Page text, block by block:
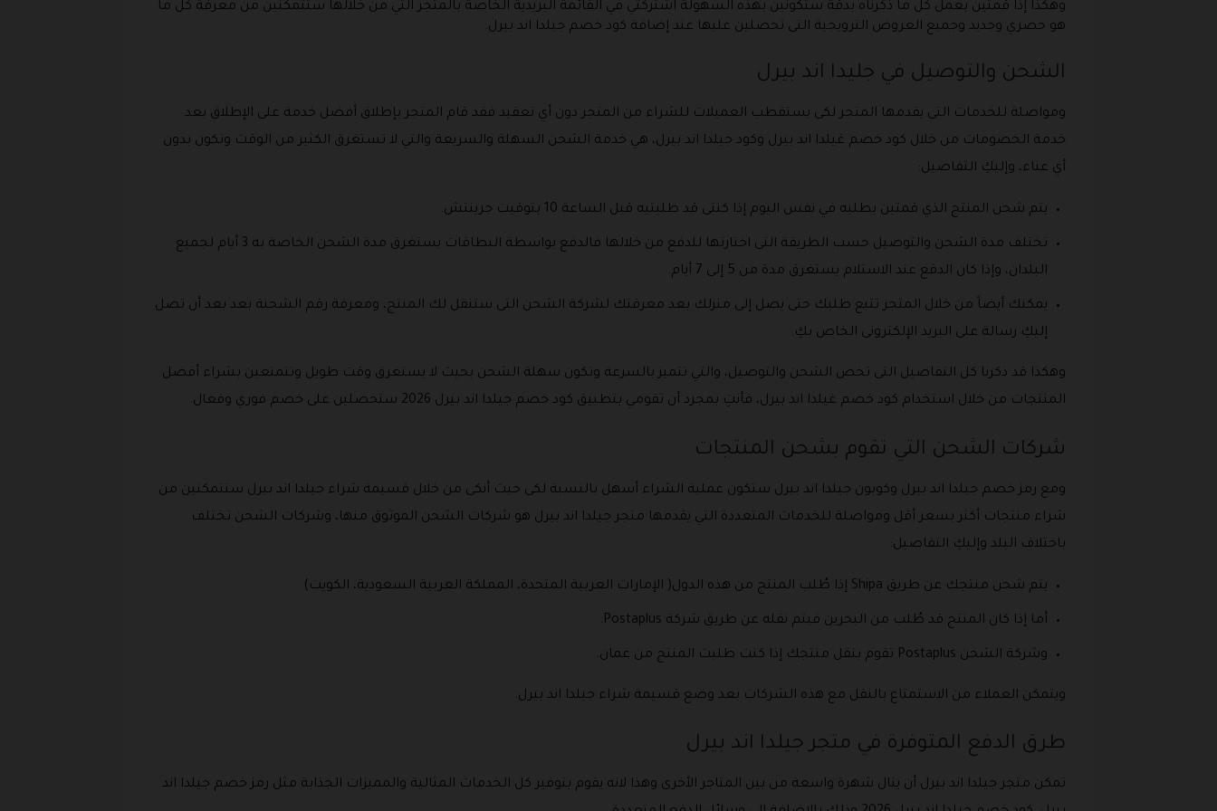
وهكذا إذا قمتين بعمل كل ما ذكرناه بدقة ستكونين بهذه السهولة اشتركتي في القائمة البريدية الخاصة بالمتجر التي من خلالها ستتمكنين من معرفة كل ما
هو حصري وجديد وجميع العروض الترويجية التى تحصلين عليها عند إضافة كود خصم جيلدا اند بيرل.
الشحن والتوصيل في جليدا اند بيرل
ومواصلة للخدمات التى يقدمها المتجر لكى يستقطب العميلات للشراء من المتجر دون أي تعقيد فقد قام المتجر بإطلاق أفضل خدمة على الإطلاق بعد
خدمة الخصومات من خلال كود خصم غيلدا اند بيرل وكود جيلدا اند بيرل، هي خدمة الشحن السهلة والسريعة والتي لا تستغرق الكثير من الوقت وتكون بدون
أي عناء، وإليكِ التفاصيل:
يتم شحن المنتج الذي قمتين بطلبه في نفس اليوم إذا كنتى قد طلبتيه قبل الساعة 10 بتوقيت جرينتش.
تختلف مدة الشحن والتوصيل حسب الطريقة التى اختارتها للدفع من خلالها فالدفع بواسطة البطاقات يستغرق مدة الشحن الخاصة به 3 أيام لجميع
البلدان، وإذا كان الدفع عند الاستلام يستغرق مدة من 5 إلى 7 أيام.
يمكنك أيضاً من خلال المتجر تتبع طلبك حتى يصل إلى منزلك بعد معرفتك لشركة الشحن التى ستنقل لك المنتج، ومعرفة رقم الشحنة بعد بعد أن تصل
إليكِ رسالة على البريد الإلكترونى الخاص بكِ.
وهكذا قد ذكرنا كل التفاصيل التى تخص الشحن والتوصيل، والتي تتميز بالسرعة وتكون سهلة الشحن بحيث لا يستغرق وقت طويل وتتمتعين بشراء أفضل
المنتجات من خلال استخدام كود خصم غيلدا اند بيرل، فأنتِ بمجرد أن تقومي بتطبيق كود خصم جيلدا اند بيرل 2026 ستحصلين على خصم فوري وفعال.
شركات الشحن التي تقوم بشحن المنتجات
ومع رمز خصم جيلدا اند بيرل وكوبون جيلدا اند بيرل ستكون عملية الشراء أسهل بالنسبة لكى حيث أنكى من خلال قسيمة شراء جيلدا اند بيرل ستتمكنين من
شراء منتجات أكثر بسعر أقل ومواصلة للخدمات المتعددة التي يقدمها متجر جيلدا اند بيرل هو شركات الشحن الموثوق منها، وشركات الشحن تختلف
باختلاف البلد وإليكِ التفاصيل:
يتم شحن منتجك عن طريق Shipa إذا طُلب المنتج من هذه الدول( الإمارات العربية المتحدة، المملكة العربية السعودية، الكويت)
أما إذا كان المنتج قد طُلب من البحرين فيتم نقله عن طريق شركة Postaplus.
وشركة الشحن Postaplus تقوم بنقل منتجك إذا كنت طلبت المنتج من عمان.
ويتمكن العملاء من الاستمتاع بالنقل مع هذه الشركات بعد وضع قسيمة شراء جيلدا اند بيرل.
طرق الدفع المتوفرة في متجر جيلدا اند بيرل
تمكن متجر جيلدا اند بيرل أن ينال شهرة واسعة من بين المتاجر الأخرى وهذا لانه يقوم بتوفير كل الخدمات المثالية والمميزات الجذابة مثل رمز خصم جيلدا اند